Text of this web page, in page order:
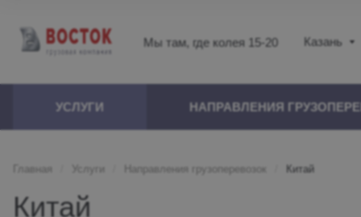
Мы там, где колея 15-20 Казань
УСЛУГИ НАПРАВЛЕНИЯ
Главная Услуги Направления грузоперевозок Китай
Китай